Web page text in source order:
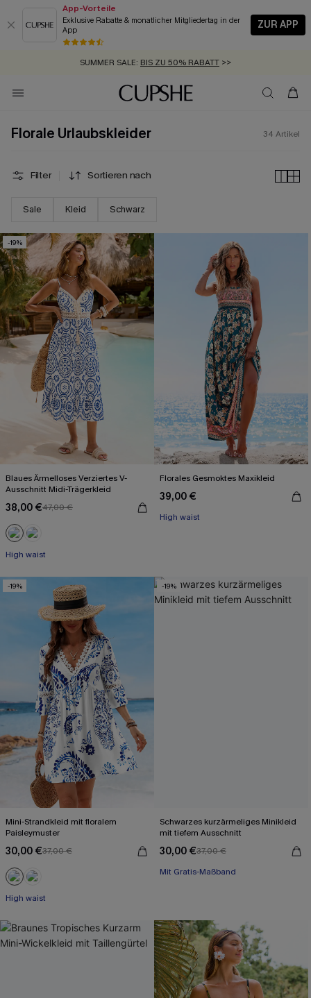
App-Vorteile
Exklusive Rabatte & monatlicher Mitgliedertag in der
App
ZUR APP
GRATIS MASSBAND MIT JEDEM SCHNELLVERSAND-ARTIKEL >>
SUMMER SALE: BIS ZU 50% RABATT >>
ZUM NEWSLETTER:BIS ZU -20% EXTRA ERHALTEN
KOSTENLOSER VERSAND AB 89 €
Florale Urlaubskleider 34 Artikel
Filter Sortieren nach
Sale Kleid Schwarz
-19%
Blaues Ärmelloses Verziertes V-
Ausschnitt Midi-Trägerkleid
38,00 €47,00 €
High waist
Florales Gesmoktes Maxikleid
39,00 €
High waist
-19%
Mini-Strandkleid mit floralem
Paisleymuster
30,00 €37,00 €
High waist
-19%
Schwarzes kurzärmeliges Minikleid
mit tiefem Ausschnitt
30,00 €37,00 €
Mit Gratis-Maßband
Baumwolle